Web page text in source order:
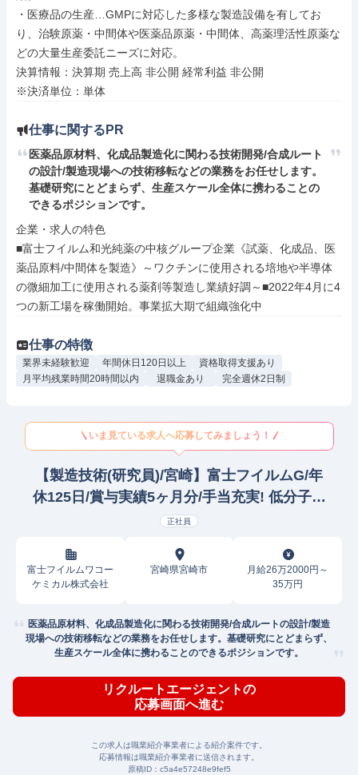
・医療品の生産…GMPに対応した多様な製造設備を有してお
り、治験原薬・中間体や医薬品原薬・中間体、高薬理活性原薬な
どの大量生産委託ニーズに対応。
決算情報：決算期 売上高 非公開 経常利益 非公開
※決済単位：単体
仕事に関するPR
医薬品原材料、化成品製造化に関わる技術開発/合成ルート
の設計/製造現場への技術移転などの業務をお任せします。
基礎研究にとどまらず、生産スケール全体に携わることの
できるポジションです。
企業・求人の特色
■富士フイルム和光純薬の中核グループ企業《試薬、化成品、医
薬品原料/中間体を製造》～ワクチンに使用される培地や半導体
の微細加工に使用される薬剤等製造し業績好調～■2022年4月に4
つの新工場を稼働開始。事業拡大期で組織強化中
仕事の特徴
業界未経験歓迎 年間休日120日以上
資格取得支援あり
月平均残業時間20時間以内
退職金あり 完全週休2日制
いま見ている求人へ応募してみましょう！
【製造技術(研究員)/宮崎】富士フイルムG/年
休125日/賞与実績5ヶ月分/手当充実! 低分子化
学/低分子素材研究開発
正社員
富士フイルムワコー
ケミカル株式会社
宮崎県宮崎市
月給26万2000円～
35万円
医薬品原材料、化成品製造化に関わる技術開発/合成ルートの設計/製造
現場への技術移転などの業務をお任せします。基礎研究にとどまらず、
生産スケール全体に携わることのできるポジションです。
リクルートエージェントの
応募画面へ進む
この求人は職業紹介事業者による紹介案件です。
応募情報は職業紹介事業者に送信されます。
原稿ID： c5a4e57248e9fef5